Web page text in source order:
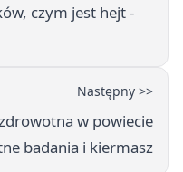
czym jest hejt -
Następny >>
w powiecie
badania i kiermasz